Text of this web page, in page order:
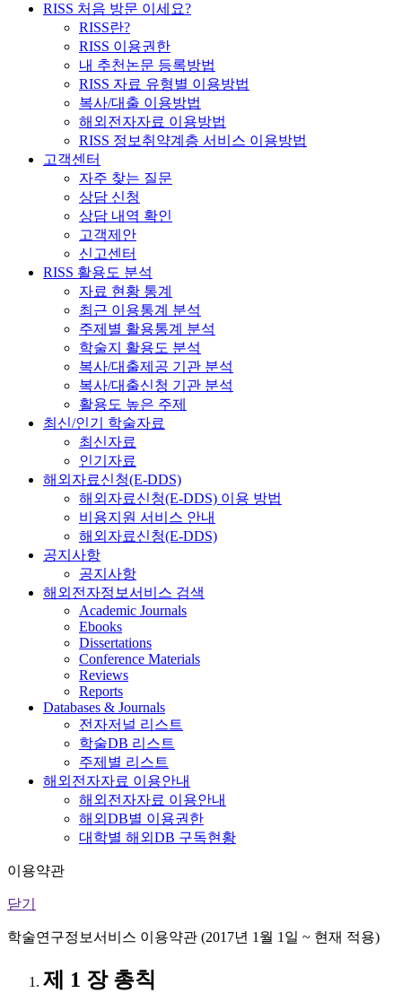
RISS 처음 방문 이세요?
RISS란?
RISS 이용권한
내 추천논문 등록방법
RISS 자료 유형별 이용방법
복사/대출 이용방법
해외전자자료 이용방법
RISS 정보취약계층 서비스 이용방법
고객센터
자주 찾는 질문
상담 신청
상담 내역 확인
고객제안
신고센터
RISS 활용도 분석
자료 현황 통계
최근 이용통계 분석
주제별 활용통계 분석
학술지 활용도 분석
복사/대출제공 기관 분석
복사/대출신청 기관 분석
활용도 높은 주제
최신/인기 학술자료
최신자료
인기자료
해외자료신청(E-DDS)
해외자료신청(E-DDS) 이용 방법
비용지원 서비스 안내
해외자료신청(E-DDS)
공지사항
공지사항
해외전자정보서비스 검색
Academic Journals
Ebooks
Dissertations
Conference Materials
Reviews
Reports
Databases & Journals
전자저널 리스트
학술DB 리스트
주제별 리스트
해외전자자료 이용안내
해외전자자료 이용안내
해외DB별 이용권한
대학별 해외DB 구독현황
이용약관
닫기
학술연구정보서비스 이용약관 (2017년 1월 1일 ~ 현재 적용)
제 1 장 총칙